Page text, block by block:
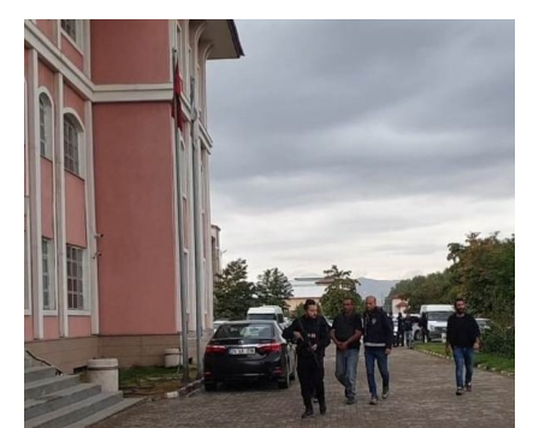
korucusu aranıyor
(3)
silahla öldüren